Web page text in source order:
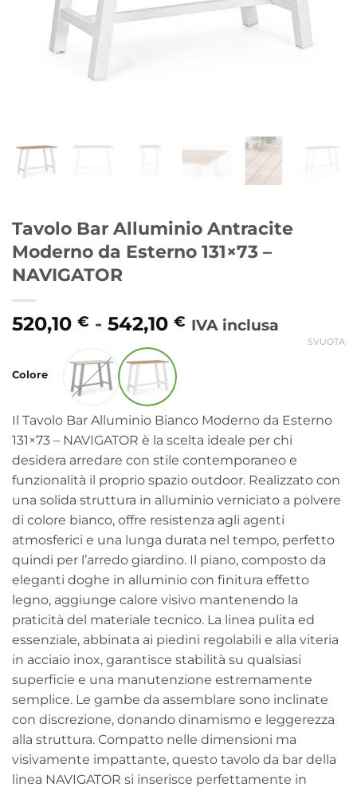
Tavolo Bar Alluminio Antracite
Moderno da Esterno 131×73 –
NAVIGATOR
520,10 € - 542,10 € Fascia
a
542,10 €
IVA inclusa
Colore
SVUOTA
Il Tavolo Bar Alluminio Bianco Moderno da Esterno
131×73 – NAVIGATOR è la scelta ideale per chi
desidera arredare con stile contemporaneo e
funzionalità il proprio spazio outdoor. Realizzato con
una solida struttura in alluminio verniciato a polvere
di colore bianco, offre resistenza agli agenti
atmosferici e una lunga durata nel tempo, perfetto
quindi per l’arredo giardino. Il piano, composto da
eleganti doghe in alluminio con finitura effetto
legno, aggiunge calore visivo mantenendo la
praticità del materiale tecnico. La linea pulita ed
essenziale, abbinata ai piedini regolabili e alla viteria
in acciaio inox, garantisce stabilità su qualsiasi
superficie e una manutenzione estremamente
semplice. Le gambe da assemblare sono inclinate
con discrezione, donando dinamismo e leggerezza
alla struttura. Compatto nelle dimensioni ma
visivamente impattante, questo tavolo da bar della
linea NAVIGATOR si inserisce perfettamente in